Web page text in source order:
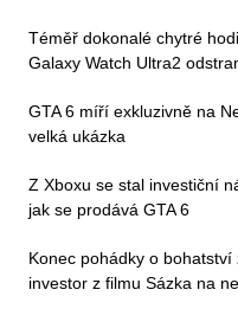
Téměř dokonalé chytré
Galaxy Watch Ultra2
GTA 6 míří exkluzivně na
velká ukázka
Z Xboxu se stal investiční
jak se prodává GTA 6
Konec pohádky o
investor z filmu Sázka na